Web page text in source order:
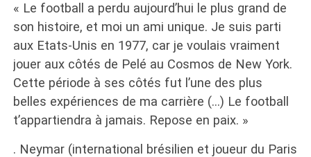
« Le football a perdu aujourd’hui le plus grand de
son histoire, et moi un ami unique. Je suis parti
aux Etats-Unis en 1977, car je voulais vraiment
jouer aux côtés de Pelé au Cosmos de New York.
Cette période à ses côtés fut l’une des plus
belles expériences de ma carrière (…) Le football
t’appartiendra à jamais. Repose en paix. »
. Neymar (international brésilien et joueur du Paris